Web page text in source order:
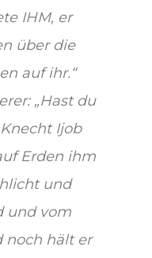
IHM, er
über die
auf ihr.“
„Hast du
Ijob
Erden ihm
und
und vom
noch hält er